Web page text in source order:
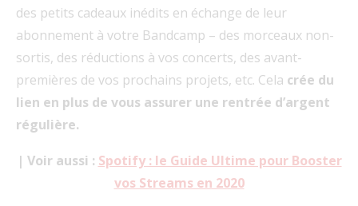
des petits cadeaux inédits en échange de leur
abonnement à votre Bandcamp – des morceaux non-
sortis, des réductions à vos concerts, des avant-
premières de vos prochains projets, etc. Cela crée du
lien en plus de vous assurer une rentrée d’argent
régulière.
| Voir aussi : Spotify : le Guide Ultime pour Booster
vos Streams en 2020